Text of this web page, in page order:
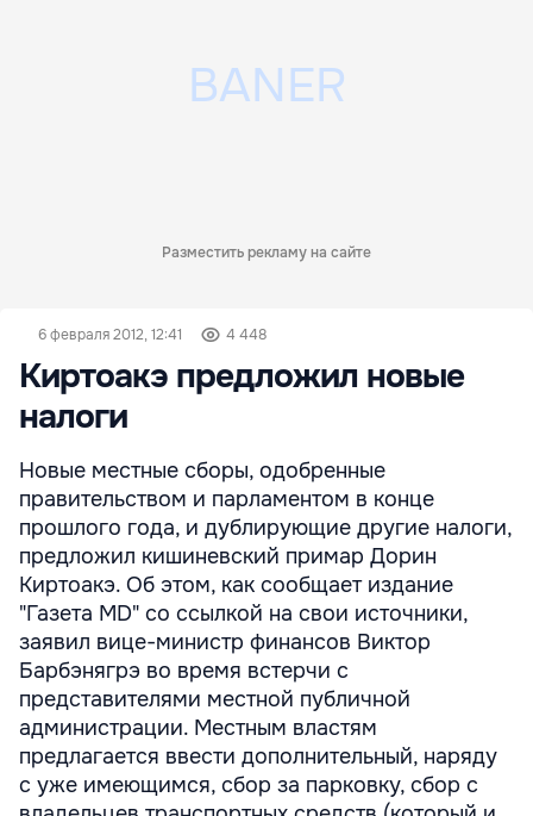
Разместить рекламу на сайте
6 февраля 2012, 12:41 4 448
Киртоакэ предложил новые
налоги
Новые местные сборы, одобренные
правительством и парламентом в конце
прошлого года, и дублирующие другие налоги,
предложил кишиневский примар Дорин
Киртоакэ. Об этом, как сообщает издание
"Газета МD" со ссылкой на свои источники,
заявил вице-министр финансов Виктор
Барбэнягрэ во время встерчи с
представителями местной публичной
администрации. Местным властям
предлагается ввести дополнительный, наряду
с уже имеющимся, сбор за парковку, сбор с